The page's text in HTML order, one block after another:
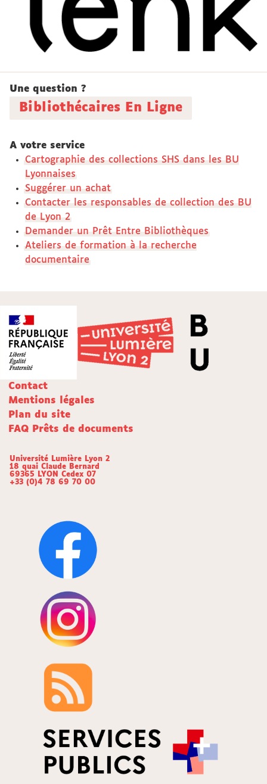
Une question ?
Bibliothécaires En Ligne
A votre service
Cartographie des collections SHS dans les BU
Lyonnaises
Suggérer un achat
Contacter les responsables de collection des BU
de Lyon 2
Demander un Prêt Entre Bibliothèques
Ateliers de formation à la recherche
documentaire
Contact
Mentions légales
Plan du site
FAQ Prêts de documents
Université Lumière Lyon 2
18 quai Claude Bernard
69365 LYON Cedex 07
+33 (0)4 78 69 70 00